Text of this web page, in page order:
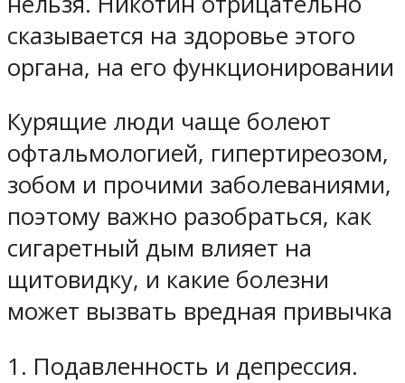
сказывается на здоровье этого
органа, на его функционировании
Курящие люди чаще болеют
офтальмологией, гипертиреозом,
зобом и прочими заболеваниями,
поэтому важно разобраться, как
сигаретный дым влияет на
щитовидку, и какие болезни
может вызвать вредная привычка
1. Подавленность и депрессия.